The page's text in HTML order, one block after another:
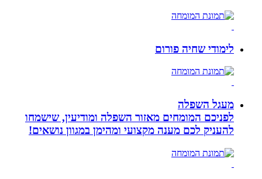
לימודי שחיה פורום
מעגל השפלה
לפניכם המומחים מאזור השפלה ומודיעין, שישמחו
להעניק לכם מענה מקצועי ומהימן במגוון נושאים!